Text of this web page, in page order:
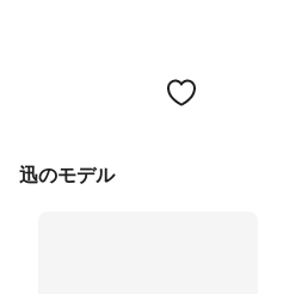
迅のモデル